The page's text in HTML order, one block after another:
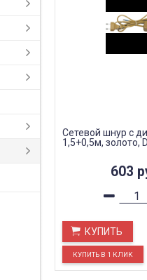
Сетевой шнур с
1,5+0,5м, золото,
603
КУПИТЬ